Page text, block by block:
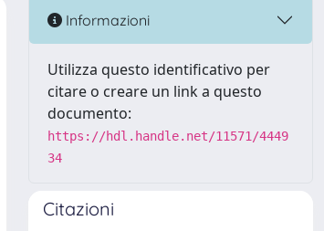
Informazioni
Utilizza questo identificativo per
citare o creare un link a questo
documento:
https://hdl.handle.net/11571/4449
34
Citazioni